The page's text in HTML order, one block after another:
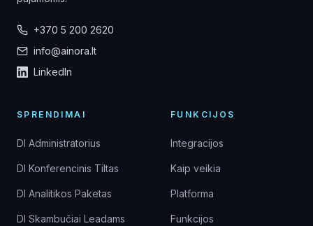
+370 5 200 2620
info@ainora.lt
LinkedIn
SPRENDIMAI
DI Administratorius
DI Konferencinis Tiltas
DI Analitikos Paketas
DI Skambučiai Leadams
FUNKCIJOS
Integracijos
Kaip veikia
Platforma
Funkcijos